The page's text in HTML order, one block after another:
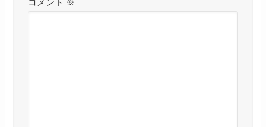
コメント ※